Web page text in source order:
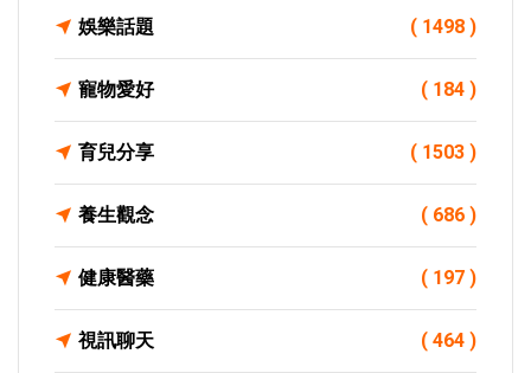
娛樂話題 ( 1498 )
寵物愛好 ( 184 )
育兒分享 ( 1503 )
養生觀念 ( 686 )
健康醫藥 ( 197 )
視訊聊天 ( 464 )